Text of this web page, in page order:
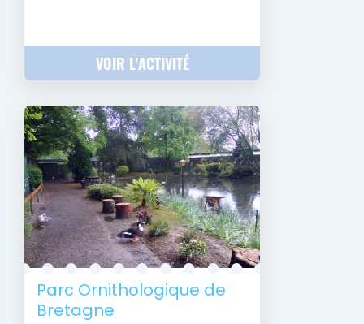
VOIR L'ACTIVITÉ
Parc Ornithologique de
Bretagne